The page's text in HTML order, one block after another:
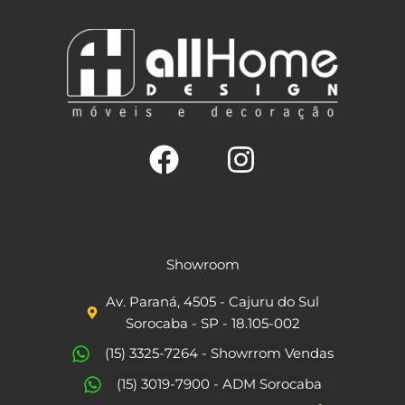
c
e
b
o
o
t
a
g
r
Showroom
Av. Paraná, 4505 - Cajuru do Sul
Sorocaba - SP - 18.105-002
(15) 3325-7264 - Showrrom Vendas
(15) 3019-7900 - ADM Sorocaba